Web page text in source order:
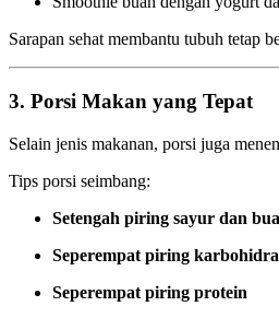
Sarapan sehat membantu tubuh tetap
3. Porsi Makan yang Tepat
Selain jenis makanan, porsi juga
Tips porsi seimbang:
Setengah piring sayur dan
Seperempat piring
Seperempat piring protein